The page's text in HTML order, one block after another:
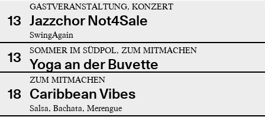
13
GASTVERANSTALTUNG, KONZERT
Jazzchor Not4Sale
SwingAgain
13 SOMMER IM SÜDPOL, ZUM MITMACHEN
Yoga an der Buvette
18
ZUM MITMACHEN
Caribbean Vibes
Salsa, Bachata, Merengue